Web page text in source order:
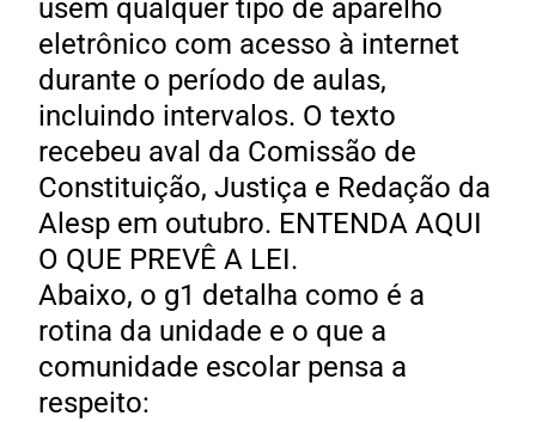
usem qualquer tipo de aparelho
eletrônico com acesso à internet
durante o período de aulas,
incluindo intervalos. O texto
recebeu aval da Comissão de
Constituição, Justiça e Redação da
Alesp em outubro. ENTENDA AQUI
O QUE PREVÊ A LEI.
Abaixo, o g1 detalha como é a
rotina da unidade e o que a
comunidade escolar pensa a
respeito: